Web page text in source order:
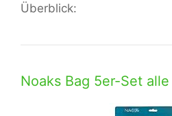
Überblick:
Noaks Bag 5er-Set